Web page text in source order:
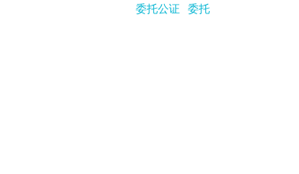
委托公证 委托